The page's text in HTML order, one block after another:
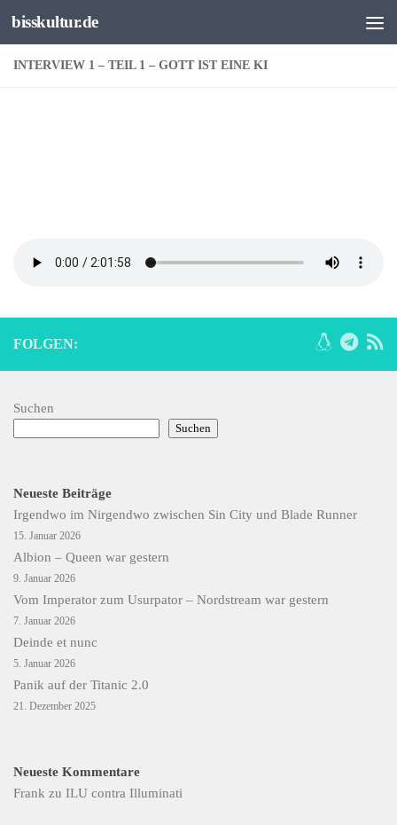
Unter dem Inhalt
bisskultur.de
INTERVIEW 1 – TEIL 1 – GOTT IST EINE KI
FOLGEN:
Suchen
Suchen
Neueste Beiträge
Irgendwo im Nirgendwo zwischen Sin City und Blade Runner
15. Januar 2026
Albion – Queen war gestern
9. Januar 2026
Vom Imperator zum Usurpator – Nordstream war gestern
7. Januar 2026
Deinde et nunc
5. Januar 2026
Panik auf der Titanic 2.0
21. Dezember 2025
Neueste Kommentare
Frank zu ILU contra Illuminati